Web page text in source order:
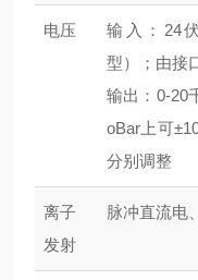
电压
输入：24
型）；由接
输出：0-20
oBar上可
分别调整
离子
发射
脉冲直流电